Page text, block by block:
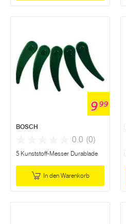
999
BOSCH
0.0 (0)
5 Kunststoff-Messer Durablade
In den Warenkorb